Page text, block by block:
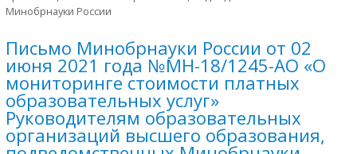
Минобрнауки России
Письмо Минобрнауки России от 02
июня 2021 года №МН-18/1245-АО «О
мониторинге стоимости платных
образовательных услуг»
Руководителям образовательных
организаций высшего образования,